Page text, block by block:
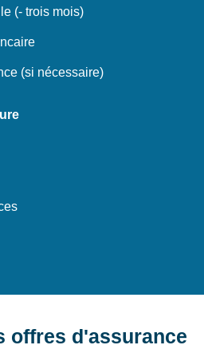
(- trois mois)
(si nécessaire)
offres d'assurance